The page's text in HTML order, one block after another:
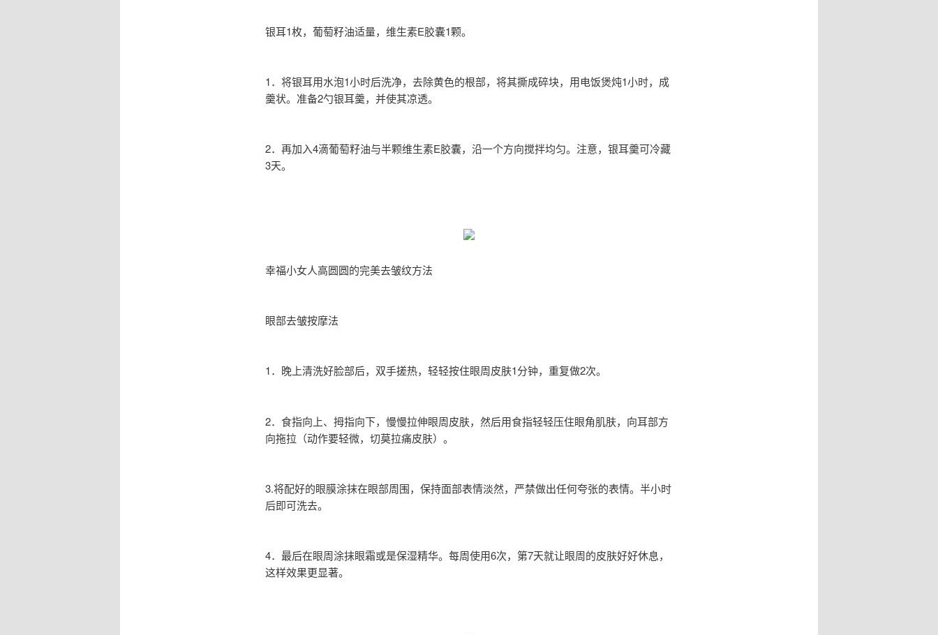
银耳1枚，葡萄籽油适量，维生素E胶囊1颗。
1．将银耳用水泡1小时后洗净，去除黄色的根部，将其撕成碎块，用电饭煲炖1小时，成
羹状。准备2勺银耳羹，并使其凉透。
2．再加入4滴葡萄籽油与半颗维生素E胶囊，沿一个方向搅拌均匀。注意，银耳羹可冷藏
3天。
幸福小女人高圆圆的完美去皱纹方法
眼部去皱按摩法
1．晚上清洗好脸部后，双手搓热，轻轻按住眼周皮肤1分钟，重复做2次。
2．食指向上、拇指向下，慢慢拉伸眼周皮肤，然后用食指轻轻压住眼角肌肤，向耳部方
向拖拉（动作要轻微，切莫拉痛皮肤）。
3.将配好的眼膜涂抹在眼部周围，保持面部表情淡然，严禁做出任何夸张的表情。半小时
后即可洗去。
4．最后在眼周涂抹眼霜或是保湿精华。每周使用6次，第7天就让眼周的皮肤好好休息，
这样效果更显著。